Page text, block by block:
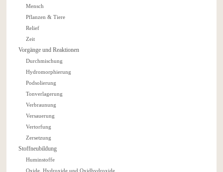
Mensch
Pflanzen & Tiere
Relief
Zeit
Vorgänge und Reaktionen
Durchmischung
Hydromorphierung
Podsolierung
Tonverlagerung
Verbraunung
Versauerung
Vertorfung
Zersetzung
Stoffneubildung
Huminstoffe
Oxide, Hydroxide und Oxidhydroxide